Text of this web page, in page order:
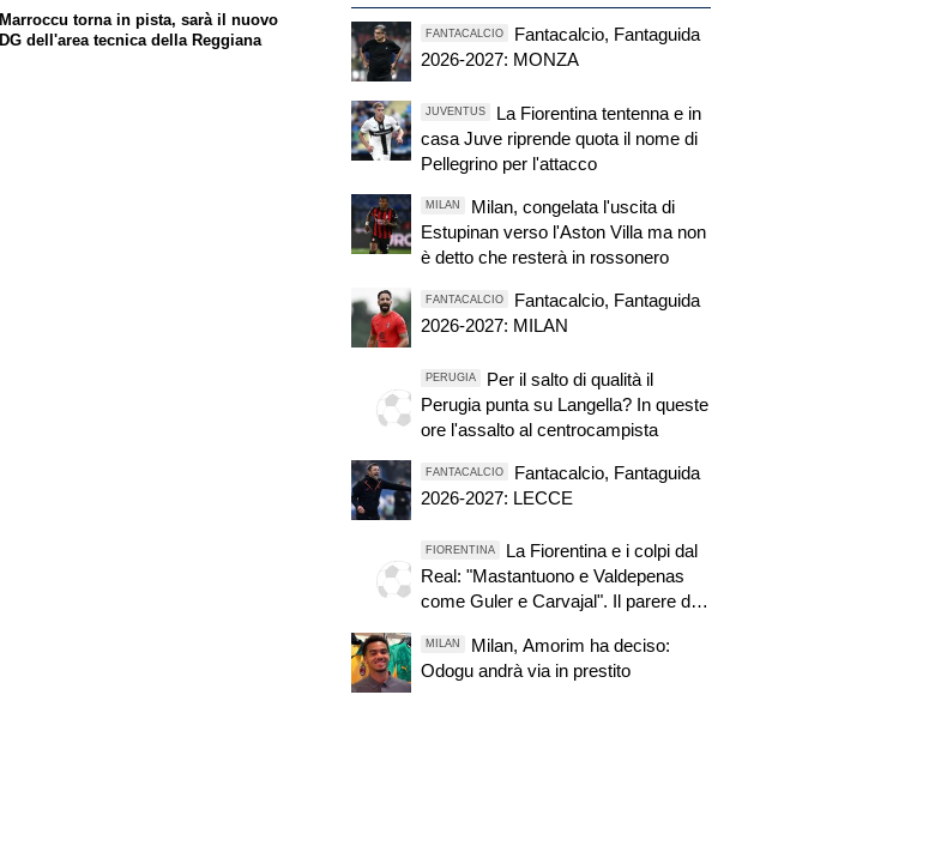
Marroccu torna in pista, sarà il nuovo
DG dell'area tecnica della Reggiana
FANTACALCIO
Fantacalcio, Fantaguida
2026-2027: MONZA
JUVENTUS
La Fiorentina tentenna e in
casa Juve riprende quota il nome di
Pellegrino per l'attacco
MILAN
Milan, congelata l'uscita di
Estupinan verso l'Aston Villa ma non
è detto che resterà in rossonero
FANTACALCIO
Fantacalcio, Fantaguida
2026-2027: MILAN
PERUGIA
Per il salto di qualità il
Perugia punta su Langella? In queste
ore l'assalto al centrocampista
FANTACALCIO
Fantacalcio, Fantaguida
2026-2027: LECCE
FIORENTINA
La Fiorentina e i colpi dal
Real: "Mastantuono e Valdepenas
come Guler e Carvajal". Il parere di
MILAN
Milan, Amorim ha deciso:
Odogu andrà via in prestito